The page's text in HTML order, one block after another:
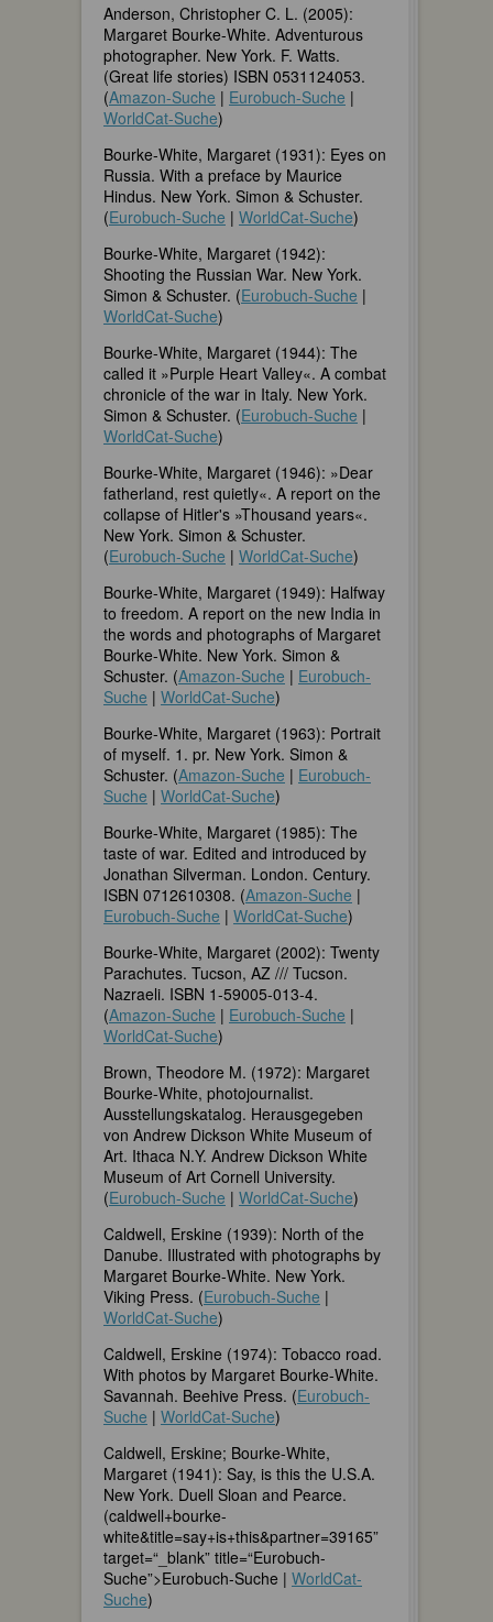
Anderson, Christopher C. L. (2005):
Margaret Bourke-White. Adventurous
photographer. New York. F. Watts.
(Great life stories) ISBN 0531124053.
(Amazon-Suche | Eurobuch-Suche |
WorldCat-Suche)
Bourke-White, Margaret (1931): Eyes on
Russia. With a preface by Maurice
Hindus. New York. Simon & Schuster.
(Eurobuch-Suche | WorldCat-Suche)
Bourke-White, Margaret (1942):
Shooting the Russian War. New York.
Simon & Schuster. (Eurobuch-Suche |
WorldCat-Suche)
Bourke-White, Margaret (1944): The
called it »Purple Heart Valley«. A combat
chronicle of the war in Italy. New York.
Simon & Schuster. (Eurobuch-Suche |
WorldCat-Suche)
Bourke-White, Margaret (1946): »Dear
fatherland, rest quietly«. A report on the
collapse of Hitler's »Thousand years«.
New York. Simon & Schuster.
(Eurobuch-Suche | WorldCat-Suche)
Bourke-White, Margaret (1949): Halfway
to freedom. A report on the new India in
the words and photographs of Margaret
Bourke-White. New York. Simon &
Schuster. (Amazon-Suche | Eurobuch-
Suche | WorldCat-Suche)
Bourke-White, Margaret (1963): Portrait
of myself. 1. pr. New York. Simon &
Schuster. (Amazon-Suche | Eurobuch-
Suche | WorldCat-Suche)
Bourke-White, Margaret (1985): The
taste of war. Edited and introduced by
Jonathan Silverman. London. Century.
ISBN 0712610308. (Amazon-Suche |
Eurobuch-Suche | WorldCat-Suche)
Bourke-White, Margaret (2002): Twenty
Parachutes. Tucson, AZ /// Tucson.
Nazraeli. ISBN 1-59005-013-4.
(Amazon-Suche | Eurobuch-Suche |
WorldCat-Suche)
Brown, Theodore M. (1972): Margaret
Bourke-White, photojournalist.
Ausstellungskatalog. Herausgegeben
von Andrew Dickson White Museum of
Art. Ithaca N.Y. Andrew Dickson White
Museum of Art Cornell University.
(Eurobuch-Suche | WorldCat-Suche)
Caldwell, Erskine (1939): North of the
Danube. Illustrated with photographs by
Margaret Bourke-White. New York.
Viking Press. (Eurobuch-Suche |
WorldCat-Suche)
Caldwell, Erskine (1974): Tobacco road.
With photos by Margaret Bourke-White.
Savannah. Beehive Press. (Eurobuch-
Suche | WorldCat-Suche)
Caldwell, Erskine; Bourke-White,
Margaret (1941): Say, is this the U.S.A.
New York. Duell Sloan and Pearce.
(caldwell+bourke-
white&title=say+is+this&partner=39165”
target=“_blank” title=“Eurobuch-
Suche”>Eurobuch-Suche | WorldCat-
Suche)